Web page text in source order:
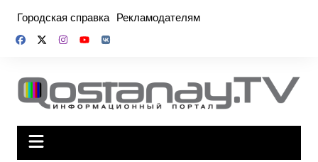
содержимому
Городская справка Рекламодателям